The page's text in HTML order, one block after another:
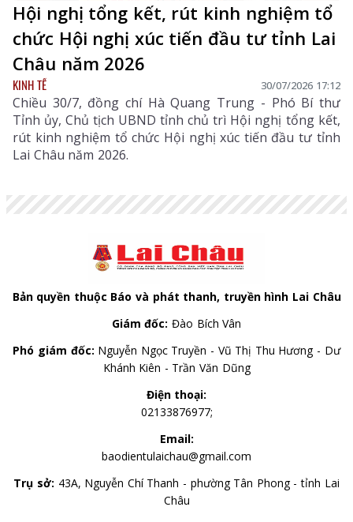
Hội nghị tổng kết, rút kinh nghiệm tổ
chức Hội nghị xúc tiến đầu tư tỉnh Lai
Châu năm 2026
KINH TẾ 30/07/2026 17:12
Chiều 30/7, đồng chí Hà Quang Trung - Phó Bí thư
Tỉnh ủy, Chủ tịch UBND tỉnh chủ trì Hội nghị tổng kết,
rút kinh nghiệm tổ chức Hội nghị xúc tiến đầu tư tỉnh
Lai Châu năm 2026.
Bản quyền thuộc Báo và phát thanh, truyền hình Lai Châu
Giám đốc: Đào Bích Vân
Phó giám đốc: Nguyễn Ngọc Truyền - Vũ Thị Thu Hương - Dư
Khánh Kiên - Trần Văn Dũng
Điện thoại:
02133876977;
Email:
baodientulaichau@gmail.com
Trụ sở: 43A, Nguyễn Chí Thanh - phường Tân Phong - tỉnh Lai
Châu